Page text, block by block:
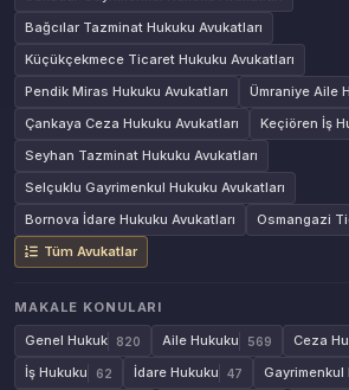
Bağcılar Tazminat Hukuku Avukatları
Küçükçekmece Ticaret Hukuku Avukatları
Pendik Miras Hukuku Avukatları
Ümraniye Aile
Çankaya Ceza Hukuku Avukatları
Keçiören İş
Seyhan Tazminat Hukuku Avukatları
Selçuklu Gayrimenkul Hukuku Avukatları
Bornova İdare Hukuku Avukatları
Osmangazi
Tüm Avukatlar
MAKALE KONULARI
Genel Hukuk
820 Aile Hukuku 569 Ceza
İş Hukuku 62 İdare Hukuku 47 Gayrimenkul